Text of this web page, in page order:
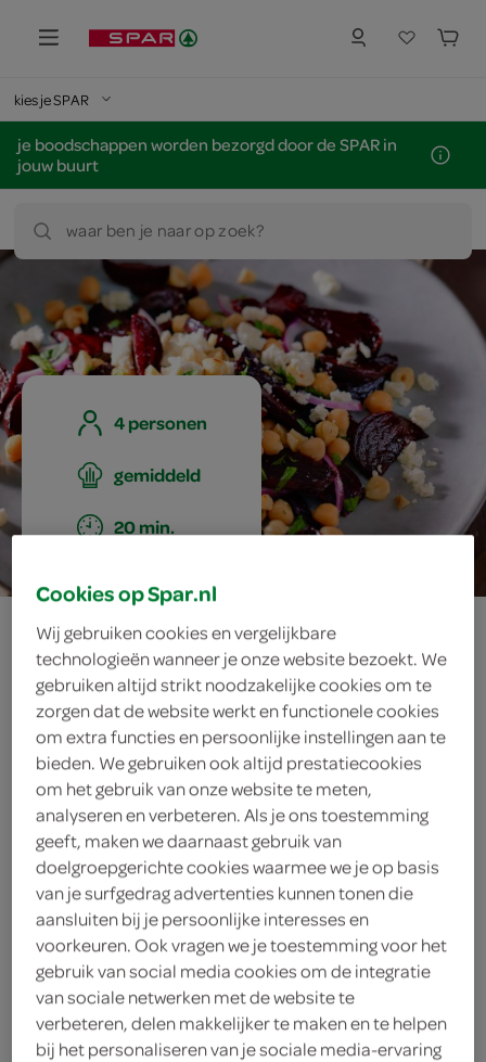
kies je SPAR
je boodschappen worden bezorgd door de SPAR in
jouw buurt
waar ben je naar op zoek?
4 personen
gemiddeld
20 min.
salade van
geroosterde
bietjes met munt
en feta
ingrediënten
1 eetlepel balsamicoazijn
25 gram hazelnoten
Cookies op Spar.nl
Wij gebruiken cookies en vergelijkbare
technologieën wanneer je onze website bezoekt. We
gebruiken altijd strikt noodzakelijke cookies om te
zorgen dat de website werkt en functionele cookies
om extra functies en persoonlijke instellingen aan te
bieden. We gebruiken ook altijd prestatiecookies
om het gebruik van onze website te meten,
analyseren en verbeteren. Als je ons toestemming
geeft, maken we daarnaast gebruik van
doelgroepgerichte cookies waarmee we je op basis
van je surfgedrag advertenties kunnen tonen die
aansluiten bij je persoonlijke interesses en
voorkeuren. Ook vragen we je toestemming voor het
gebruik van social media cookies om de integratie
van sociale netwerken met de website te
verbeteren, delen makkelijker te maken en te helpen
bij het personaliseren van je sociale media-ervaring